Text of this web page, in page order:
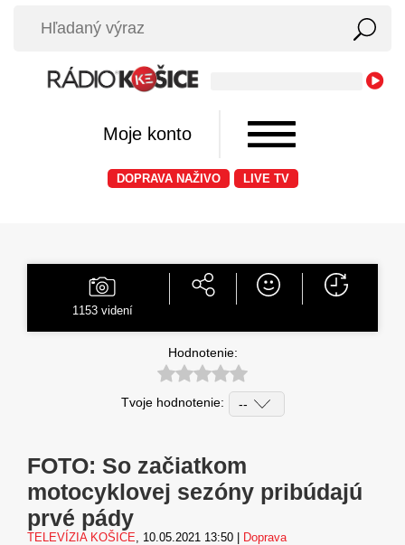
Moje konto
DOPRAVA NAŽIVO LIVE TV
1153videní
Hodnotenie:
Tvoje hodnotenie:
FOTO: So začiatkom
motocyklovej sezóny pribúdajú
prvé pády
TELEVÍZIA KOŠICE , 10.05.2021 13:50 | Doprava